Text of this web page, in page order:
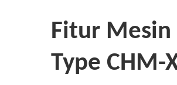
Fitur Mesin
Type CHM-